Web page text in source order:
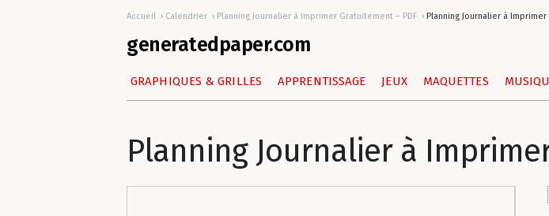
Accueil Calendrier Planning Journalier à Imprimer Gratuitement – PDF Planning Journalier à Imprimer
generatedpaper.com
GRAPHIQUES & GRILLES APPRENTISSAGE JEUX MAQUETTES
Planning Journalier à